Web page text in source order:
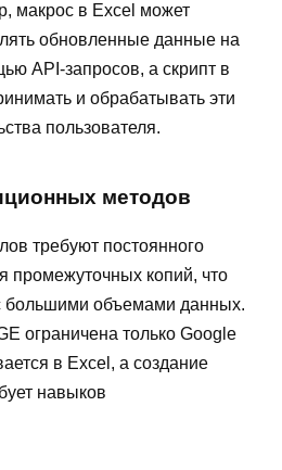
макрос в Excel может
обновленные данные на
API-запросов, а скрипт в
и обрабатывать эти
пользователя.
методов
требуют постоянного
промежуточных копий, что
большими объемами данных.
ограничена только Google
в Excel, а создание
навыков